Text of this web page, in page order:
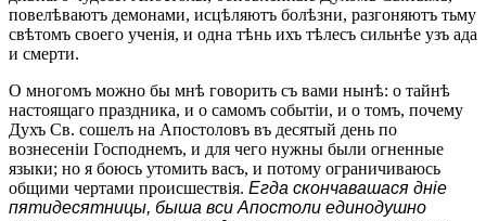
повелѣваютъ демонами, исцѣляютъ болѣзни, разгоняютъ тьму
свѣтомъ своего ученія, и одна тѣнь ихъ тѣлесъ сильнѣе узъ ада
и смерти.
О многомъ можно бы мнѣ говорить съ вами нынѣ: о тайнѣ
настоящаго праздника, и о самомъ событіи, и о томъ, почему
Духъ Св. сошелъ на Апостоловъ въ десятый день по
вознесеніи Господнемъ, и для чего нужны были огненные
языки; но я боюсь утомить васъ, и потому ограничиваюсь
общими чертами происшествія. Егда скончавашася дніе
пятидесятницы, быша вси Апостоли единодушно